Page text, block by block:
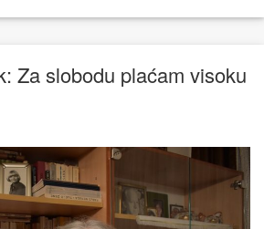
Za slobodu plaćam visoku